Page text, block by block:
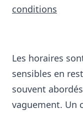
conditions
Les horaires
sensibles en
souvent
vaguement. Un